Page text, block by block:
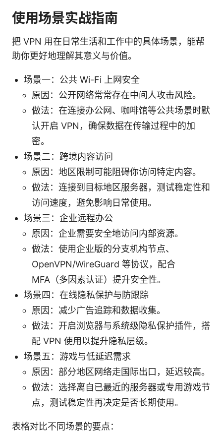
使用场景实战指南
把 VPN 用在日常生活和工作中的具体场景，能帮
助你更好地理解其意义与价值。
场景一：公共 Wi-Fi 上网安全
原因：公开网络常常存在中间人攻击风险。
做法：在连接办公网、咖啡馆等公共场景时默
认开启 VPN，确保数据在传输过程中的加
密。
场景二：跨境内容访问
原因：地区限制可能阻碍你访问特定内容。
做法：连接到目标地区服务器，测试稳定性和
访问速度，避免影响日常使用。
场景三：企业远程办公
原因：企业需要安全地访问内部资源。
做法：使用企业版的分支机构节点、
OpenVPN/WireGuard 等协议，配合
MFA（多因素认证）提升安全性。
场景四：在线隐私保护与防跟踪
原因：减少广告追踪和数据收集。
做法：开启浏览器与系统级隐私保护插件，搭
配 VPN 使用以提升隐私层级。
场景五：游戏与低延迟需求
原因：部分地区网络走国际出口，延迟较高。
做法：选择离自已最近的服务器或专用游戏节
点，测试稳定性再决定是否长期使用。
表格对比不同场景的要点：